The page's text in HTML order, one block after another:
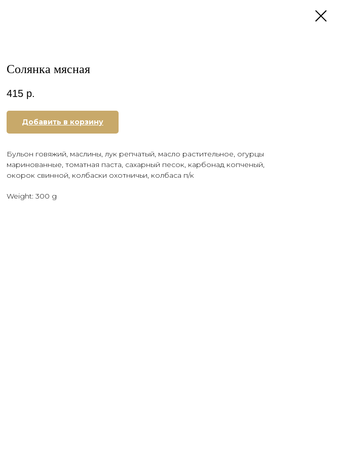
Солянка мясная
415 р.
Добавить в корзину
Бульон говяжий, маслины, лук репчатый, масло растительное, огурцы
маринованные, томатная паста, сахарный песок, карбонад копченый,
окорок свинной, колбаски охотничьи, колбаса п/к
Weight: 300 g